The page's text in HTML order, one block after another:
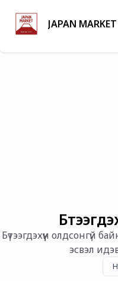
JAPAN MARKET
Бүтээгдэхүүн олдсонгүй
эсвэл